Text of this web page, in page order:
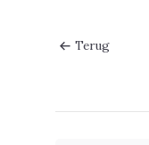
Terug